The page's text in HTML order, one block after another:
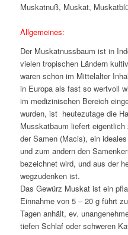
Muskatnuß, Muskat,
Allgemeines:
Der Muskatnussbaum ist in
vielen tropischen Ländern
waren schon im Mittelalter
in Europa als fast so wertvoll
im medizinischen Bereich
wurden, ist heutezutage die
Musskatbaum liefert
der Samen (Macis), ein
und zum andern den
bezeichnet wird, und aus der
wegzudenken ist.
Das Gewürz Muskat ist ein
Einnahme von 5 – 20 g führt
Tagen anhält, ev.
tiefen Schlaf oder schweren